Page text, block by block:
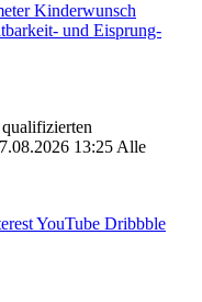
Kinderwunsch
und Eisprung-
13:25 Alle
YouTube Dribbble